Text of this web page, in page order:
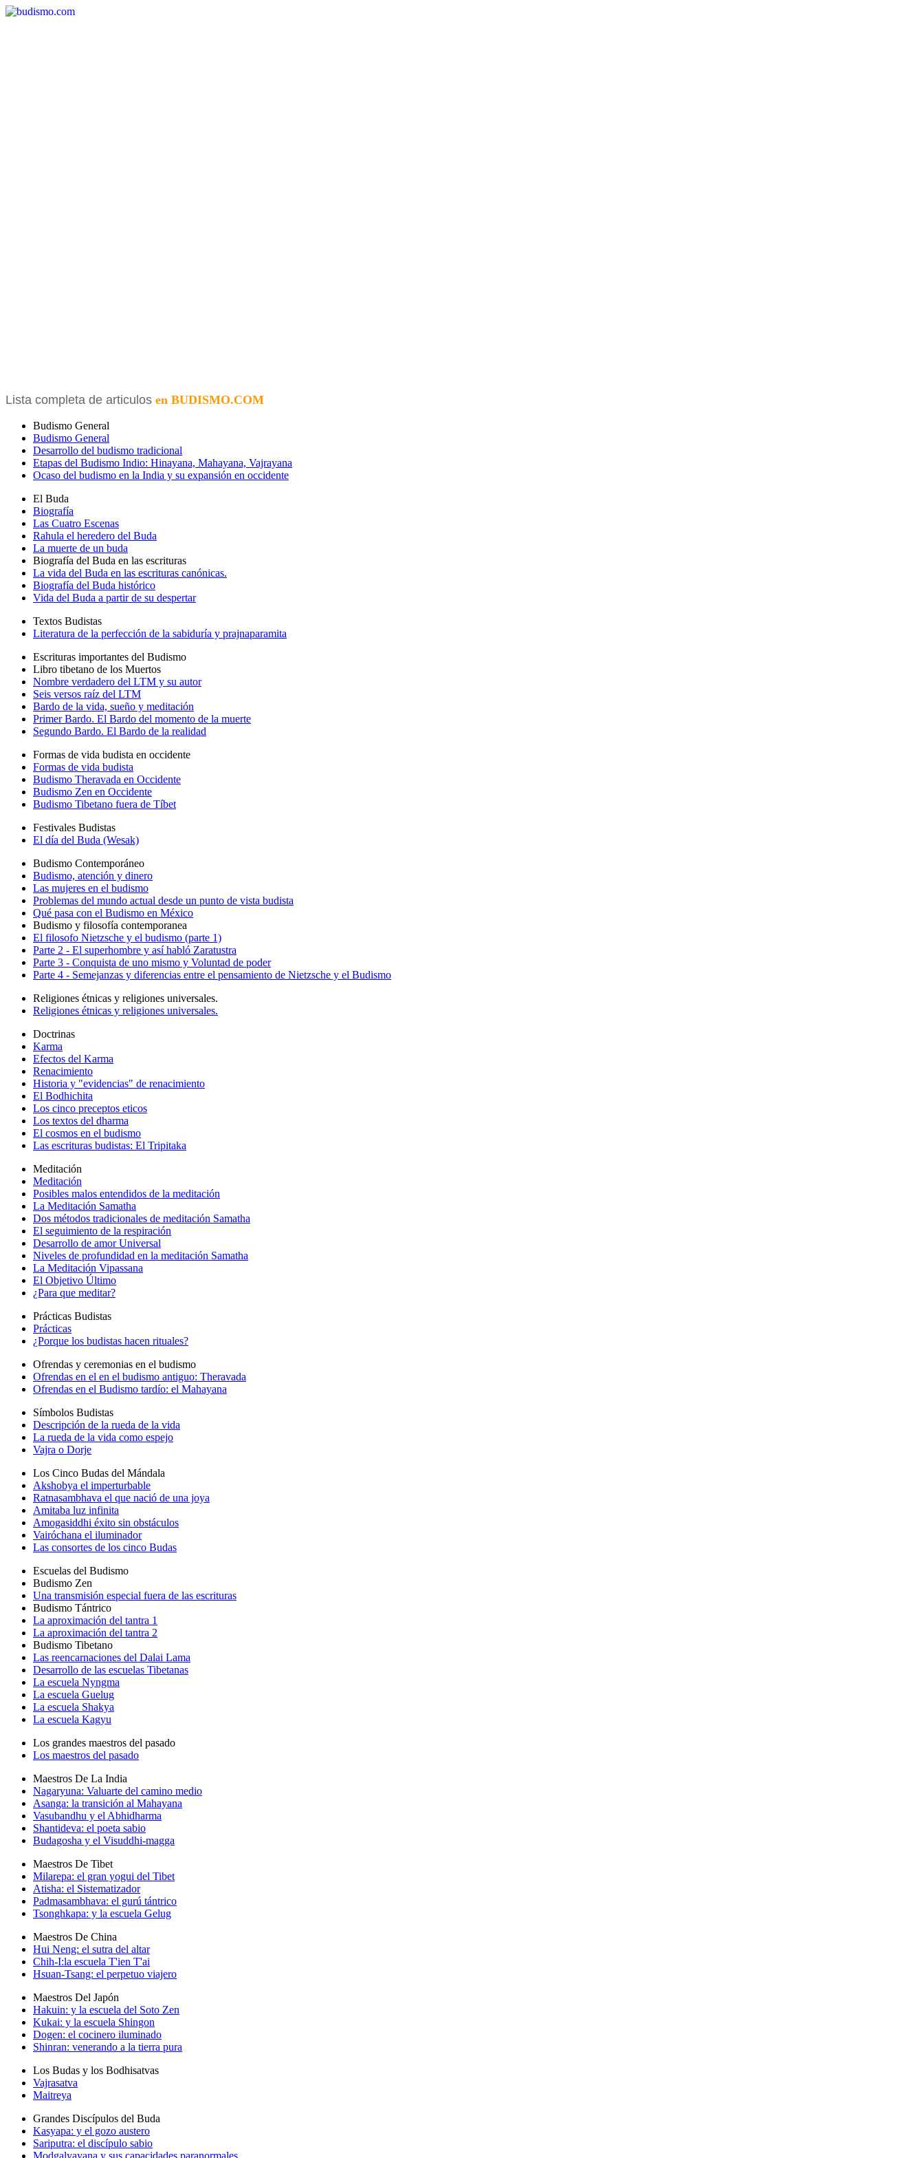
Lista completa de articulos en BUDISMO.COM
Budismo General
Budismo General
Desarrollo del budismo tradicional
Etapas del Budismo Indio: Hinayana, Mahayana, Vajrayana
Ocaso del budismo en la India y su expansión en occidente
El Buda
Biografía
Las Cuatro Escenas
Rahula el heredero del Buda
La muerte de un buda
Biografía del Buda en las escrituras
La vida del Buda en las escrituras canónicas.
Biografía del Buda histórico
Vida del Buda a partir de su despertar
Textos Budistas
Literatura de la perfección de la sabiduría y prajnaparamita
Escrituras importantes del Budismo
Libro tibetano de los Muertos
Nombre verdadero del LTM y su autor
Seis versos raíz del LTM
Bardo de la vida, sueño y meditación
Primer Bardo. El Bardo del momento de la muerte
Segundo Bardo. El Bardo de la realidad
Formas de vida budista en occidente
Formas de vida budista
Budismo Theravada en Occidente
Budismo Zen en Occidente
Budismo Tibetano fuera de Tíbet
Festivales Budistas
El día del Buda (Wesak)
Budismo Contemporáneo
Budismo, atención y dinero
Las mujeres en el budismo
Problemas del mundo actual desde un punto de vista budista
Qué pasa con el Budismo en México
Budismo y filosofía contemporanea
El filosofo Nietzsche y el budismo (parte 1)
Parte 2 - El superhombre y así habló Zaratustra
Parte 3 - Conquista de uno mismo y Voluntad de poder
Parte 4 - Semejanzas y diferencias entre el pensamiento de Nietzsche y el Budismo
Religiones étnicas y religiones universales.
Religiones étnicas y religiones universales.
Doctrinas
Karma
Efectos del Karma
Renacimiento
Historia y "evidencias" de renacimiento
El Bodhichita
Los cinco preceptos eticos
Los textos del dharma
El cosmos en el budismo
Las escrituras budistas: El Tripitaka
Meditación
Meditación
Posibles malos entendidos de la meditación
La Meditación Samatha
Dos métodos tradicionales de meditación Samatha
El seguimiento de la respiración
Desarrollo de amor Universal
Niveles de profundidad en la meditación Samatha
La Meditación Vipassana
El Objetivo Último
¿Para que meditar?
Prácticas Budistas
Prácticas
¿Porque los budistas hacen rituales?
Ofrendas y ceremonias en el budismo
Ofrendas en el en el budismo antiguo: Theravada
Ofrendas en el Budismo tardío: el Mahayana
Símbolos Budistas
Descripción de la rueda de la vida
La rueda de la vida como espejo
Vajra o Dorje
Los Cinco Budas del Mándala
Akshobya el imperturbable
Ratnasambhava el que nació de una joya
Amitaba luz infinita
Amogasiddhi éxito sin obstáculos
Vairóchana el iluminador
Las consortes de los cinco Budas
Escuelas del Budismo
Budismo Zen
Una transmisión especial fuera de las escrituras
Budismo Tántrico
La aproximación del tantra 1
La aproximación del tantra 2
Budismo Tibetano
Las reencarnaciones del Dalai Lama
Desarrollo de las escuelas Tibetanas
La escuela Nyngma
La escuela Guelug
La escuela Shakya
La escuela Kagyu
Los grandes maestros del pasado
Los maestros del pasado
Maestros De La India
Nagaryuna: Valuarte del camino medio
Asanga: la transición al Mahayana
Vasubandhu y el Abhidharma
Shantideva: el poeta sabio
Budagosha y el Visuddhi-magga
Maestros De Tibet
Milarepa: el gran yogui del Tibet
Atisha: el Sistematizador
Padmasambhava: el gurú tántrico
Tsonghkapa: y la escuela Gelug
Maestros De China
Hui Neng: el sutra del altar
Chih-I:la escuela T'ien T'ai
Hsuan-Tsang: el perpetuo viajero
Maestros Del Japón
Hakuin: y la escuela del Soto Zen
Kukai: y la escuela Shingon
Dogen: el cocinero iluminado
Shinran: venerando a la tierra pura
Los Budas y los Bodhisatvas
Vajrasatva
Maitreya
Grandes Discípulos del Buda
Kasyapa: y el gozo austero
Sariputra: el discípulo sabio
Modgalyayana y sus capacidades paranormales